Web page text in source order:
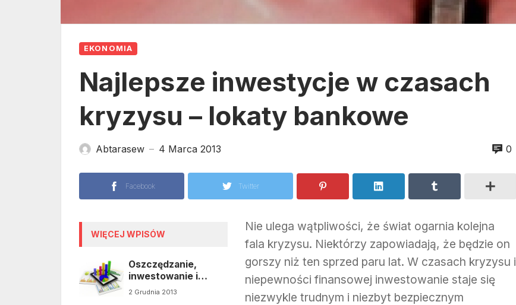
EKONOMIA
Najlepsze inwestycje w czasach
kryzysu – lokaty bankowe
Abtarasew — 4 Marca 2013 0
Facebook Twitter
WIĘCEJ WPISÓW
Oszczędzanie,
inwestowanie i
lokaty bankowe…
2 Grudnia 2013
Nie ulega wątpliwości, że świat ogarnia kolejna
fala kryzysu. Niektórzy zapowiadają, że będzie on
gorszy niż ten sprzed paru lat. W czasach kryzysu i
niepewności finansowej inwestowanie staje się
niezwykle trudnym i niezbyt bezpiecznym